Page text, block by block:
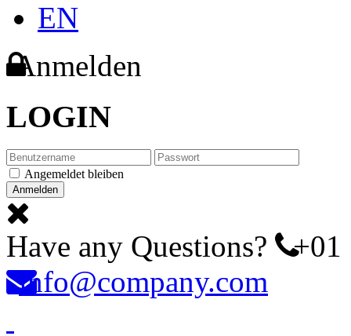
EN
Anmelden
LOGIN
Angemeldet bleiben
Have any Questions? +01
info@company.com